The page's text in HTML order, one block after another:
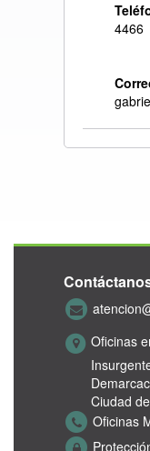
4466
Oficinas
Ciudad
Oficinas